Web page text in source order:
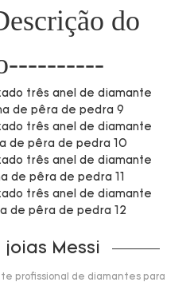
do
joias Messi
profissional de diamantes para